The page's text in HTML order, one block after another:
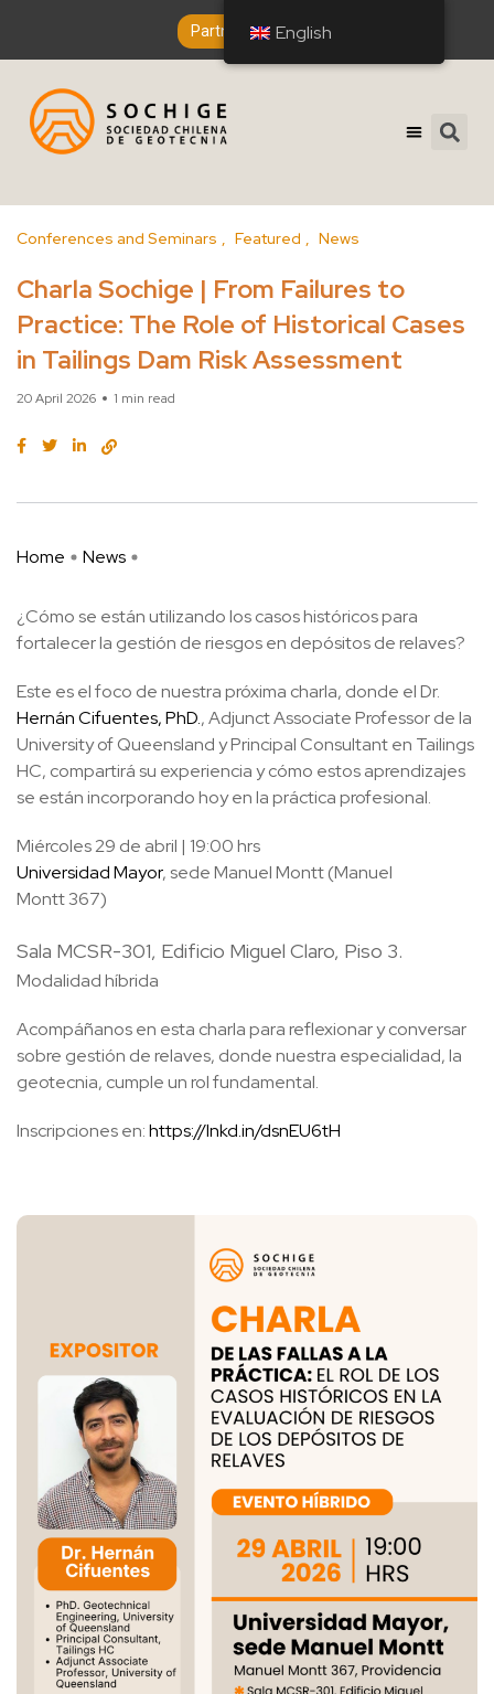
Partner Entry
Conferences and Seminars Featured News
Charla Sochige | From Failures to
Practice: The Role of Historical Cases
in Tailings Dam Risk Assessment
20 April 2026 1 min read
Home News
¿Cómo se están utilizando los casos históricos para
fortalecer la gestión de riesgos en depósitos de relaves?
Este es el foco de nuestra próxima charla, donde el Dr.
Hernán Cifuentes, PhD., Adjunct Associate Professor de la
University of Queensland y Principal Consultant en Tailings
HC, compartirá su experiencia y cómo estos aprendizajes
se están incorporando hoy en la práctica profesional.
Miércoles 29 de abril | 19:00 hrs
Universidad Mayor, sede Manuel Montt (Manuel
Montt 367)
Sala MCSR-301, Edificio Miguel Claro, Piso 3.
Modalidad híbrida
Acompáñanos en esta charla para reflexionar y conversar
sobre gestión de relaves, donde nuestra especialidad, la
geotecnia, cumple un rol fundamental.
Inscripciones en:https://lnkd.in/dsnEU6tH
English
English